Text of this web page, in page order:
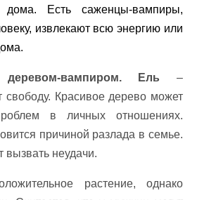
Есть саженцы-вампиры,
извлекают всю энергию или
вампиром. Ель –
свободу. Красивое дерево может
в личных отношениях.
причиной разлада в семье.
неудачи.
растение, однако